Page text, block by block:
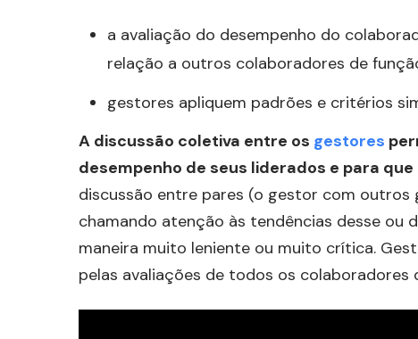
a avaliação do desempenho do
relação a outros colaboradores de
gestores apliquem padrões e critérios
A discussão coletiva entre os gestores
desempenho de seus liderados e para
discussão entre pares (o gestor com
chamando atenção às tendências desse ou
maneira muito leniente ou muito crítica.
pelas avaliações de todos os colaboradores